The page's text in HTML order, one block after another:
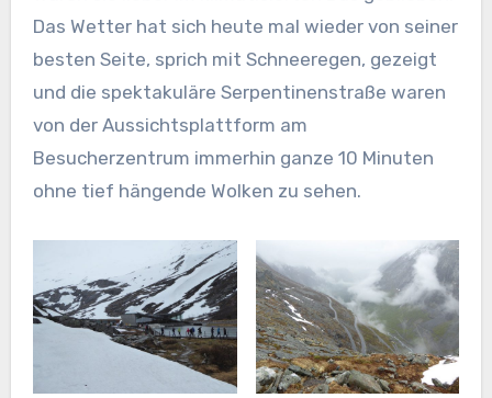
Das Wetter hat sich heute mal wieder von seiner
besten Seite, sprich mit Schneeregen, gezeigt
und die spektakuläre Serpentinenstraße waren
von der Aussichtsplattform am
Besucherzentrum immerhin ganze 10 Minuten
ohne tief hängende Wolken zu sehen.